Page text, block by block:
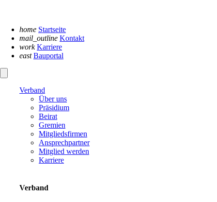
home Startseite
mail_outline Kontakt
work Karriere
east Bauportal
Verband
Über uns
Präsidium
Beirat
Gremien
Mitgliedsfirmen
Ansprechpartner
Mitglied werden
Karriere
Verband